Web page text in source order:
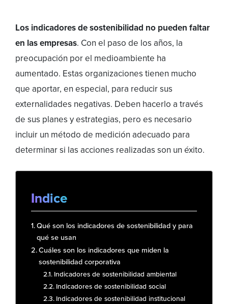
Los indicadores de sostenibilidad no pueden faltar
en las empresas. Con el paso de los años, la
preocupación por el medioambiente ha
aumentado. Estas organizaciones tienen mucho
que aportar, en especial, para reducir sus
externalidades negativas. Deben hacerlo a través
de sus planes y estrategias, pero es necesario
incluir un método de medición adecuado para
determinar si las acciones realizadas son un éxito.
Indice
Qué son los indicadores de sostenibilidad y para
qué se usan
Cuáles son los indicadores que miden la
sostenibilidad corporativa
Indicadores de sostenibilidad ambiental
Indicadores de sostenibilidad social
Indicadores de sostenibilidad institucional